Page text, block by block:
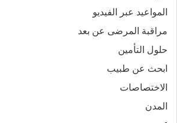
المواعيد عبر الفيديو
مراقبة المرضى عن بعد
حلول التأمين
ابحث عن طبيب
الاختصاصات
المدن